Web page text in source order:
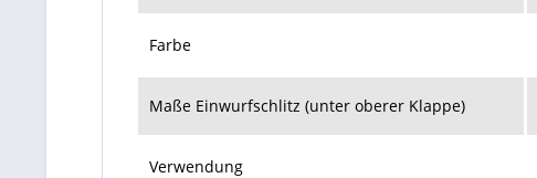
Farbe
Maße Einwurfschlitz (unter oberer Klappe)
Verwendung